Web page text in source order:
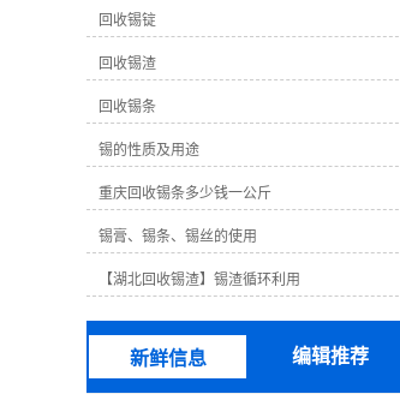
锡线的度数都是5倍。为什么63度的锡线
不设置为65度？为什么没有比63度高的
铅锡线？例如，70度 、75度 、80度等。
事实上，真相是这样的：63度锡线是铅
与锡的良好比例，其熔点达到较低的183
度℃。为什么没有比63度高的铅锡线
呢？这个问题要简单得多，因为锡的价
锡线的高度不仅昂贵，而且锡线不如63
度好。对于无铅锡线，锡线含量为99.3%
铜0.7%，其他锡线含有银锡线、低温锡
线等。这些锡线需要生产研发，以达到
其他传统无铅锡线无法达到的效果。例
如，低温锡线含锡量为42%。虽然低温锡
线的焊接效果不是很好，但其熔点仅为
138℃，某些部件在焊接过程中不能承受
高温而烧坏。但其焊点相对脆弱，传统
回收锡锭
回收锡渣
回收锡条
锡的性质及用途
重庆回收锡条多少钱一公斤
锡膏、锡条、锡丝的使用
【湖北回收锡渣】锡渣循环利用
新鲜信息 编辑推荐